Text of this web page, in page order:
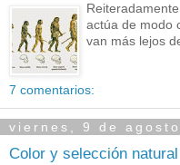
actúa de modo
van más lejos
7 comentarios:
viernes, 9 de
Color y selección natural